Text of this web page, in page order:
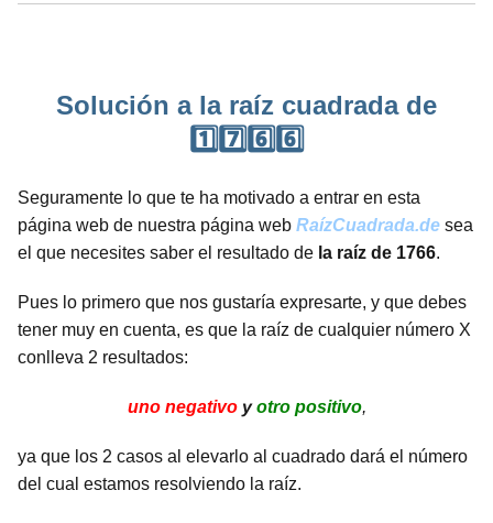
Solución a la raíz cuadrada de
1️⃣7️⃣6️⃣6️⃣
Seguramente lo que te ha motivado a entrar en esta
página web de nuestra página web RaízCuadrada.de sea
el que necesites saber el resultado de la raíz de 1766.
Pues lo primero que nos gustaría expresarte, y que debes
tener muy en cuenta, es que la raíz de cualquier número X
conlleva 2 resultados:
uno negativoyotro positivo,
ya que los 2 casos al elevarlo al cuadrado dará el número
del cual estamos resolviendo la raíz.